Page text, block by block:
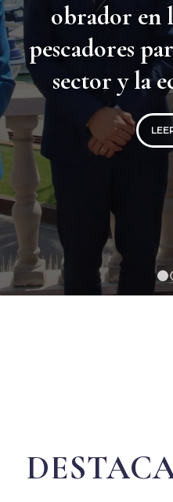
en la
para
y la
LEER MÁS